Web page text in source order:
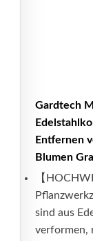
Gardtech
Entfernen
Blumen
【
sind aus
verformen,